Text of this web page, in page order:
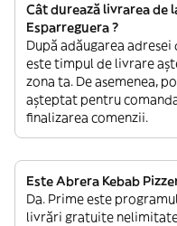
Cât durează livrarea de
Esparreguera ?
După adăugarea
este timpul de livrare
zona ta. De asemenea,
așteptat pentru
finalizarea comenzii.
Este Abrera Kebab
Da. Prime este
livrări gratuite